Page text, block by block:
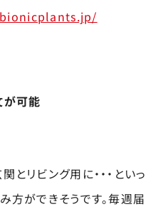
が可能
リビング用に・・・といっ
方ができそうです。毎週届